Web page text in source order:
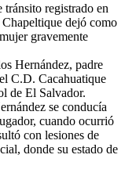
registrado en
dejó como
gravemente
Hernández, padre
C.D. Cacahuatique
de El Salvador.
se conducía
cuando ocurrió
con lesiones de
donde su estado de